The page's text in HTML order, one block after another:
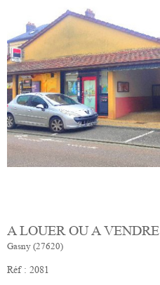
A LOUER OU A VENDRE
Gasny (27620)
Réf : 2081